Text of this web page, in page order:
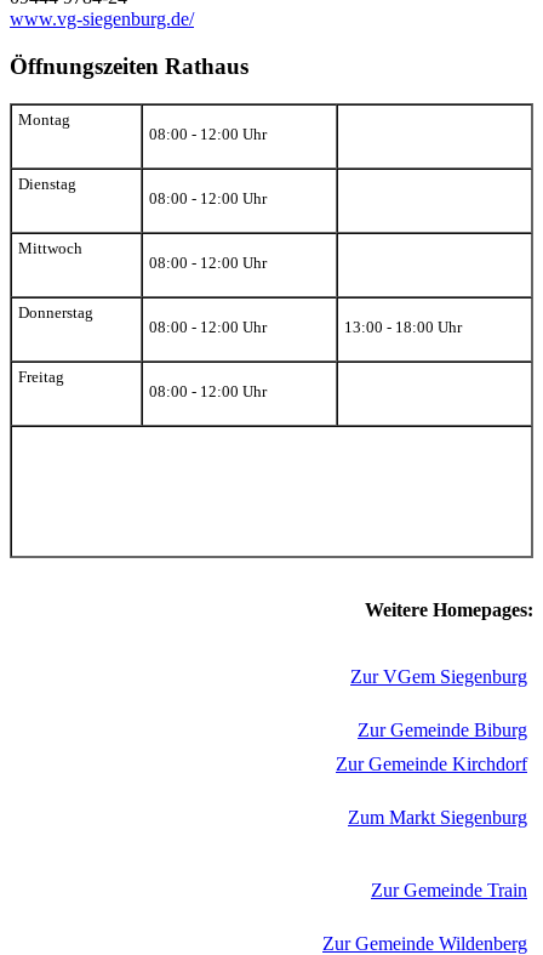
www.vg-siegenburg.de/
Öffnungszeiten Rathaus
Montag
08:00 - 12:00 Uhr
Dienstag
08:00 - 12:00 Uhr
Mittwoch
08:00 - 12:00 Uhr
Donnerstag
08:00 - 12:00 Uhr
13:00 - 18:00 Uhr
Freitag
08:00 - 12:00 Uhr
Weitere Homepages:
Zur VGem Siegenburg
Zur Gemeinde Biburg
Zur Gemeinde Kirchdorf
Zum Markt Siegenburg
Zur Gemeinde Train
Zur Gemeinde Wildenberg